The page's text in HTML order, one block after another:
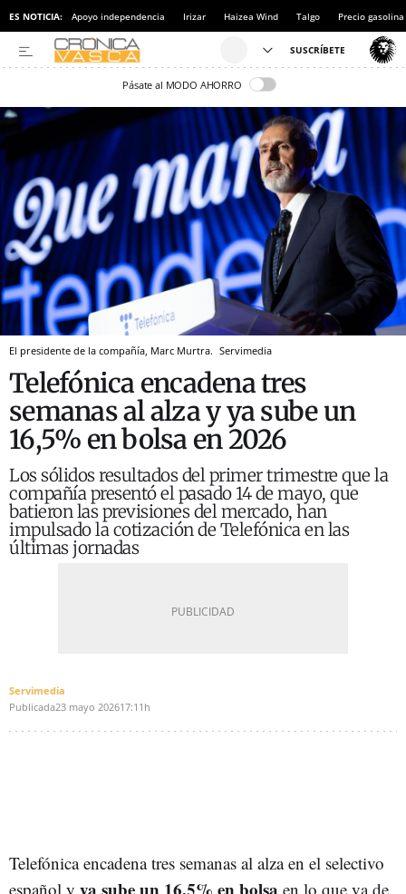
ES NOTICIA: Apoyo independencia Irizar Haizea Wind Talgo Precio gasolina
Pásate al MODO AHORRO
El presidente de la compañía, Marc Murtra. Servimedia
Telefónica encadena tres
semanas al alza y ya sube un
16,5% en bolsa en 2026
Los sólidos resultados del primer trimestre que la
compañía presentó el pasado 14 de mayo, que
batieron las previsiones del mercado, han
impulsado la cotización de Telefónica en las
últimas jornadas
Servimedia
Publicada23 mayo 202617:11h
Telefónica encadena tres semanas al alza en el selectivo
español y ya sube un 16,5% en bolsa en lo que va de